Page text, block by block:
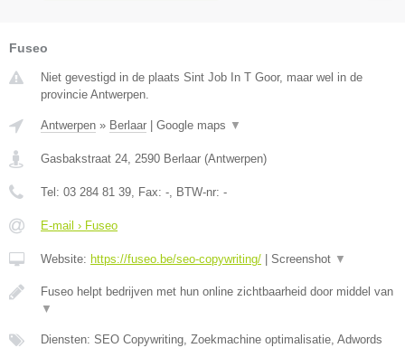
Fuseo
Niet gevestigd in de plaats Sint Job In T Goor, maar wel in de
provincie Antwerpen.
Antwerpen » Berlaar Google maps ▼
Gasbakstraat 24, 2590 Berlaar (Antwerpen)
Tel: 03 284 81 39, Fax: -, BTW-nr: -
E-mail › Fuseo
Website: https://fuseo.be/seo-copywriting/ Screenshot ▼
Fuseo helpt bedrijven met hun online zichtbaarheid door middel van
▼
Diensten: SEO Copywriting, Zoekmachine optimalisatie, Adwords